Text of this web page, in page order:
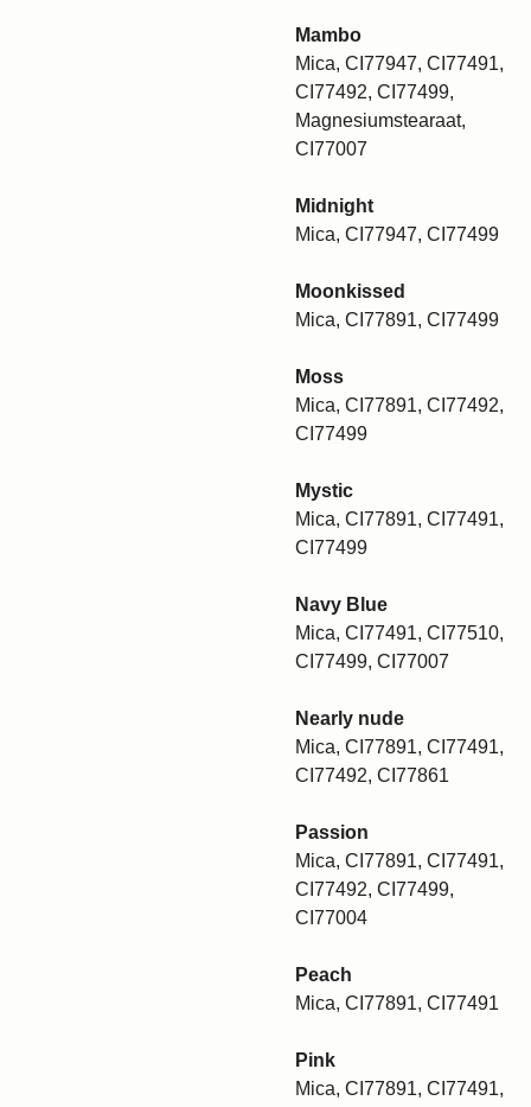
Mambo
Mica, CI77947, CI77491,
CI77492, CI77499,
Magnesiumstearaat,
CI77007
Midnight
Mica, CI77947, CI77499
Moonkissed
Mica, CI77891, CI77499
Moss
Mica, CI77891, CI77492,
CI77499
Mystic
Mica, CI77891, CI77491,
CI77499
Navy Blue
Mica, CI77491, CI77510,
CI77499, CI77007
Nearly nude
Mica, CI77891, CI77491,
CI77492, CI77861
Passion
Mica, CI77891, CI77491,
CI77492, CI77499,
CI77004
Peach
Mica, CI77891, CI77491
Pink
Mica, CI77891, CI77491,